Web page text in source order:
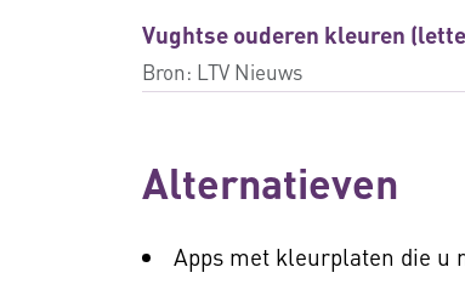
Vughtse ouderen kleuren
Bron: LTV Nieuws
Alternatieven
Apps met kleurplaten die u